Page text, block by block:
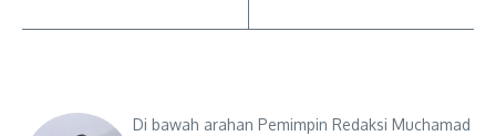
Di bawah arahan Pemimpin Redaksi Muchamad